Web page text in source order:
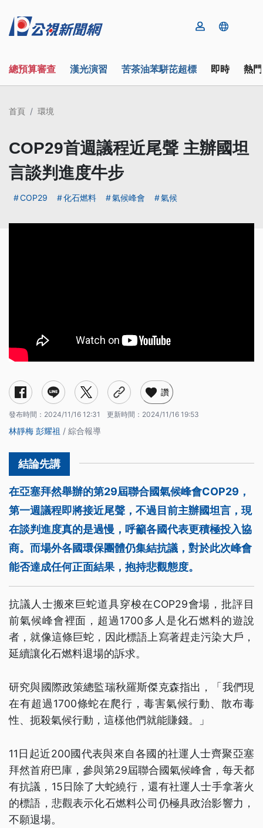
總預算審查 漢光演習 苦茶油苯駢芘超標 即時 熱
首頁 環境
COP29首週議程近尾聲 主辦國坦
言談判進度牛步
COP29 化石燃料 氣候峰會 氣候
讚
發布時間： 2024/11/16 12:31 更新時間： 2024/11/16 19:53
林靜梅 彭耀祖 / 綜合報導
在亞塞拜然舉辦的第29屆聯合國氣候峰會COP29，
第一週議程即將接近尾聲，不過目前主辦國坦言，現
在談判進度真的是過慢，呼籲各國代表更積極投入協
商。而場外各國環保團體仍集結抗議，對於此次峰會
能否達成任何正面結果，抱持悲觀態度。
抗議人士搬來巨蛇道具穿梭在COP29會場，批評目
前氣候峰會裡面，超過1700多人是化石燃料的遊說
者，就像這條巨蛇，因此標語上寫著趕走污染大戶，
延續讓化石燃料退場的訴求。
研究與國際政策總監瑞秋羅斯傑克森指出，「我們現
在有超過1700條蛇在爬行，毒害氣候行動、散布毒
性、扼殺氣候行動，這樣他們就能賺錢。」
11日起近200國代表與來自各國的社運人士齊聚亞塞
拜然首府巴庫，參與第29屆聯合國氣候峰會，每天都
有抗議，15日除了大蛇繞行，還有社運人士手拿著火
的標語，悲觀表示化石燃料公司仍極具政治影響力，
不願退場。